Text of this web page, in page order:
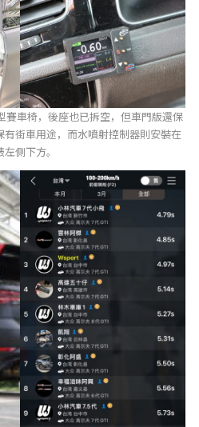
賽車椅，後座也已拆空，但車門版還保
街車用途，而水噴射控制器則安裝在
左側下方。